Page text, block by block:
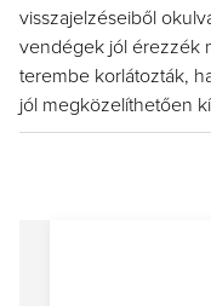
visszajelzéseiből
vendégek jól érezzék
terembe korlátozták,
jól megközelíthetően